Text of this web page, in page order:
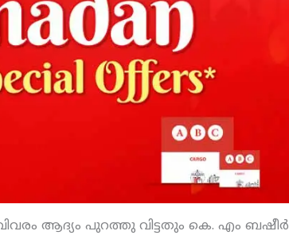
ആദ്യം പുറത്തു വിട്ടതും കെ. എം ബഷീര്‍